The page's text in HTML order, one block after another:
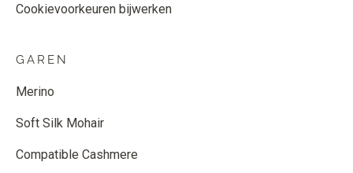
Cookievoorkeuren bijwerken
GAREN
Merino
Soft Silk Mohair
Compatible Cashmere